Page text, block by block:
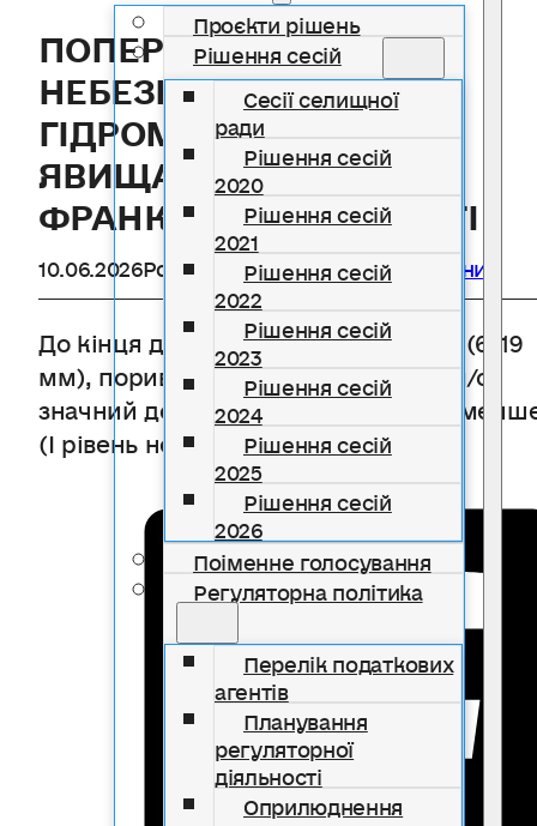
Проєкти рішень
Рішення сесій
Сесії селищної
ради
Рішення сесій
2020
Рішення сесій
2021
Рішення сесій
2022
Рішення сесій
2023
Рішення сесій
2024
Рішення сесій
2025
Рішення сесій
2026
Поіменне голосування
Регуляторна політика
Перелік податкових
агентів
Планування
регуляторної
діяльності
Оприлюднення
ПОПЕРЕДЖЕННЯ ПРО
НЕБЕЗПЕЧНІ
ГІДРОМЕТЕОРОЛОГІЧНІ
ЯВИЩА ПО ІВАНО-
ФРАНКІВСЬКІЙ ОБЛАСТІ
10.06.2026РозділЦивільний захист Новини
До кінця дня 10 червня грози, град (6-19
мм), пориви західного вітру 15-20 м/с,
значний дощ (15-29 мм за 12 год та
(I рівень небезпечності, жовтий).